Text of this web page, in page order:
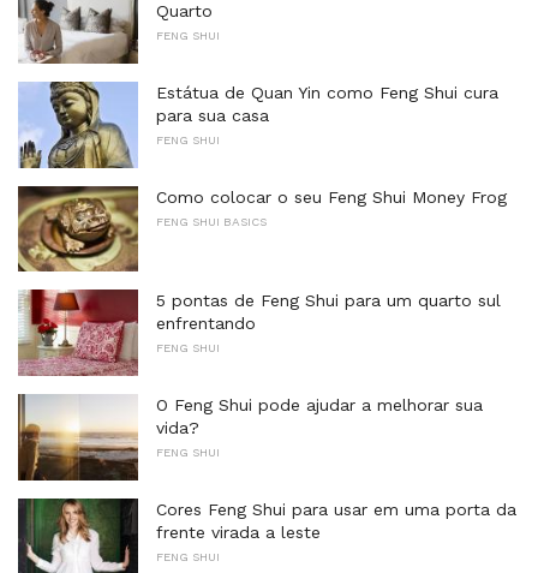
Quarto
FENG SHUI
Estátua de Quan Yin como Feng Shui cura
para sua casa
FENG SHUI
Como colocar o seu Feng Shui Money Frog
FENG SHUI BASICS
5 pontas de Feng Shui para um quarto sul
enfrentando
FENG SHUI
O Feng Shui pode ajudar a melhorar sua
vida?
FENG SHUI
Cores Feng Shui para usar em uma porta da
frente virada a leste
FENG SHUI